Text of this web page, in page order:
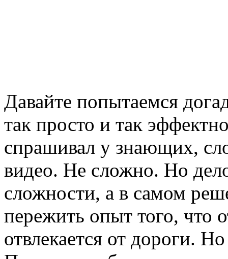
Давайте попытаемся
так просто и так
спрашивал у знающих,
видео. Не сложно. Но
сложности, а в самом
пережить опыт того, что
отвлекается от дороги.